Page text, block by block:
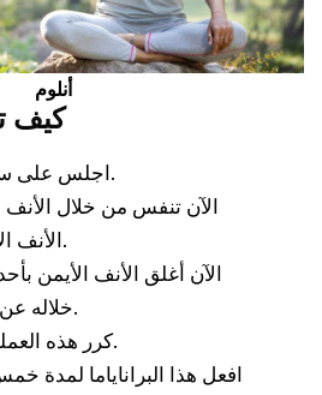
أنلوم
كيف
اجلس على سجادة يوجا في بيئة هادئة.
الآن تنفس من خلال
الأنف الأيسر بإبهام يدك اليسرى.
الآن أغلق الأنف الأيمن
خلاله عن طريق فتح الأنف الأيسر.
كرر هذه العملية من الجانب الآخر أيضًا.
افعل هذا البراناياما لمدة